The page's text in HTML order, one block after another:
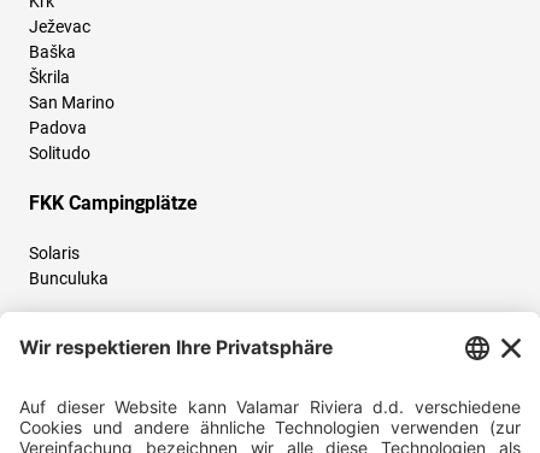
Ježevac
Baška
Škrila
San Marino
Padova
Solitudo
FKK Campingplätze
Solaris
Bunculuka
Folgen Sie uns und teilen Sie Ihr Urlaubserlebnis mit uns!